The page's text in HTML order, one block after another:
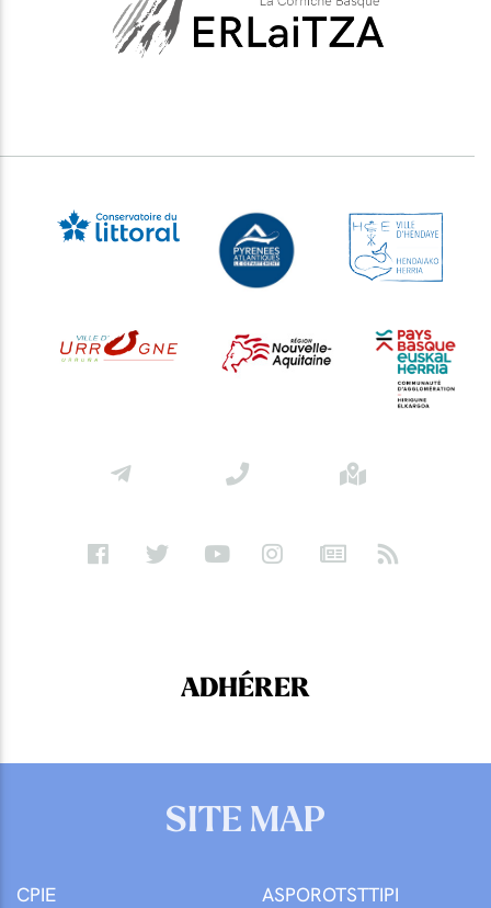
ADHÉRER
SITE MAP
CPIE ASPOROTSTTIPI